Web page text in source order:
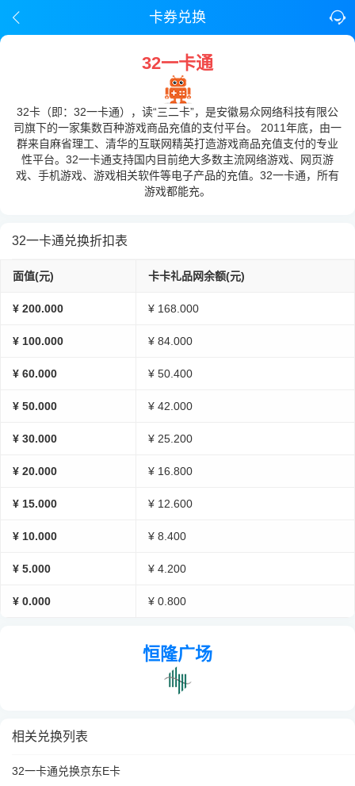
卡券兑换
32一卡通
32卡（即：32一卡通），读“三二卡”，是安徽易众网络科技有限公
司旗下的一家集数百种游戏商品充值的支付平台。 2011年底，由一
群来自麻省理工、清华的互联网精英打造游戏商品充值支付的专业
性平台。32一卡通支持国内目前绝大多数主流网络游戏、网页游
戏、手机游戏、游戏相关软件等电子产品的充值。32一卡通，所有
游戏都能充。
32一卡通兑换折扣表
面值(元) 卡卡礼品网余额(元)
¥ 200.000 ¥ 168.000
¥ 100.000 ¥ 84.000
¥ 60.000 ¥ 50.400
¥ 50.000 ¥ 42.000
¥ 30.000 ¥ 25.200
¥ 20.000 ¥ 16.800
¥ 15.000 ¥ 12.600
¥ 10.000 ¥ 8.400
¥ 5.000 ¥ 4.200
¥ 0.000 ¥ 0.800
恒隆广场
相关兑换列表
32一卡通兑换京东E卡